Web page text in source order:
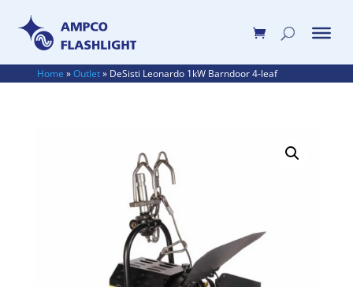
Home »Outlet» DeSisti Leonardo 1kW Barndoor 4-leaf